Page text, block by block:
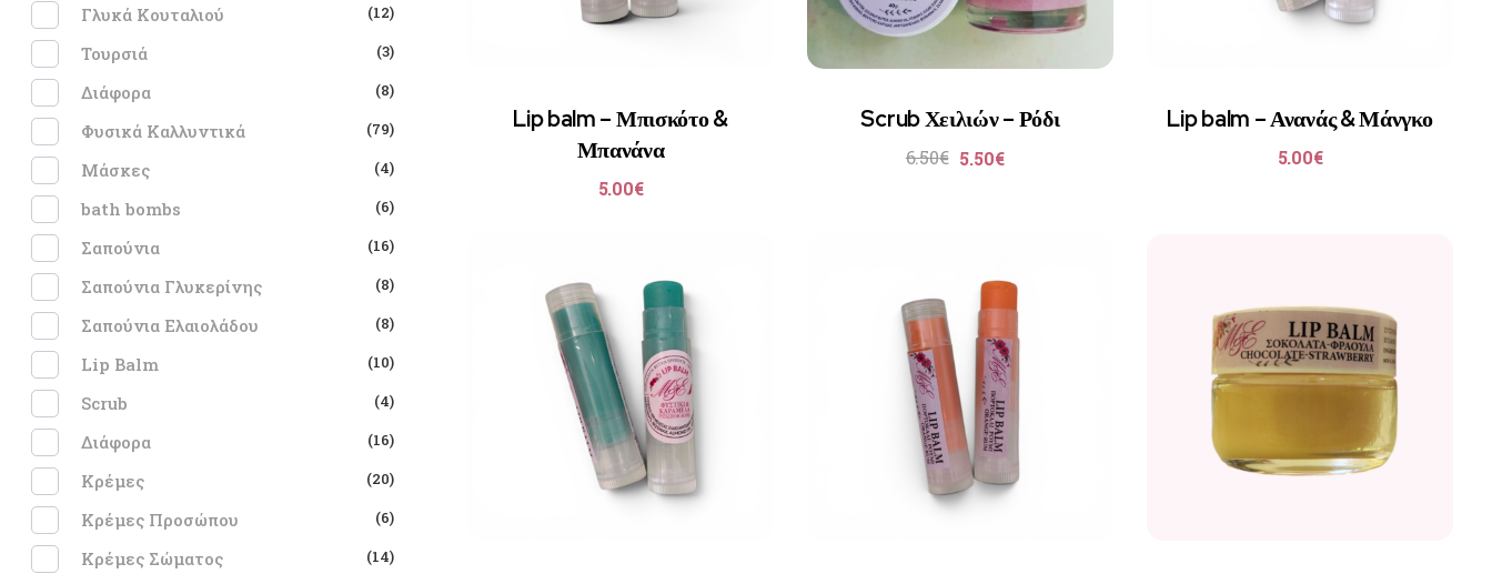
Lip balm – Μπισκότο &
Μπανάνα
5.00€
Scrub Χειλιών – Ρόδι
5.50€
6.50€
Lip balm – Ανανάς & Μάνγκο
5.00€
Γλυκά Κουταλιού (12)
Τουρσιά (3)
Διάφορα (8)
Φυσικά Καλλυντικά (79)
Μάσκες (4)
bath bombs (6)
Σαπούνια (16)
Σαπούνια Γλυκερίνης (8)
Σαπούνια Ελαιολάδου (8)
Lip Balm (10)
Scrub (4)
Διάφορα (16)
Κρέμες (20)
Κρέμες Προσώπου (6)
Κρέμες Σώματος (14)